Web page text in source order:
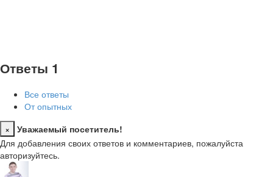
Ответы 1
Все ответы
От опытных
×
Close
Уважаемый посетитель!
Для добавления своих ответов и комментариев, пожалуйста
авторизуйтесь.